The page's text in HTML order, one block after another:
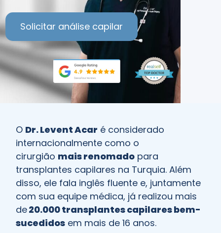
Solicitar análise capilar
O Dr. Levent Acar é considerado
internacionalmente como o
cirurgião mais renomado para
transplantes capilares na Turquia. Além
disso, ele fala inglês fluente e, juntamente
com sua equipe médica, já realizou mais
de20.000 transplantes capilares bem-
sucedidos em mais de 16 anos.